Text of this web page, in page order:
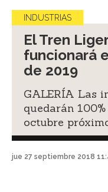
INDUSTRIAS
El Tren
funcionará
de 2019
GALERÍA Las
quedarán
octubre
jue 27 septiembre 2018